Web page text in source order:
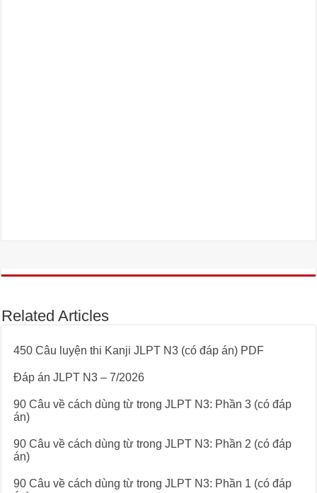
Related Articles
450 Câu luyện thi Kanji JLPT N3 (có đáp án) PDF
Đáp án JLPT N3 – 7/2026
90 Câu về cách dùng từ trong JLPT N3: Phần 3 (có đáp
án)
90 Câu về cách dùng từ trong JLPT N3: Phần 2 (có đáp
án)
90 Câu về cách dùng từ trong JLPT N3: Phần 1 (có đáp